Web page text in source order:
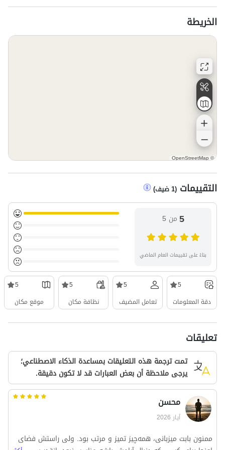
يتم تقديم وجبة الإفطار مجانًا من الساعة 8:00 صباحًا حتى
الساعة 11:00 صباحًا.
يتم تقديم الطعام في قاعة الطعام فقط.الخريطة
©
OpenStreetMap
التقييمات (
1ضيف)
5من 5
بناءً على تقييمات العام الماضي
5
دقة المعلومات
5
تعامل المضيف
5
نظافة مكان
5
موقع مكان
تعليقات
تمت ترجمة هذه التعليقات بمساعدة الذكاء الاصطناعي؛
يرجى ملاحظة أن بعض العبارات قد لا تكون دقيقة.
محسن
أيار 2026
ممنون بابت میزبانی، همه‌چیز تمیز و مرتب بود. ولی راستش فضای